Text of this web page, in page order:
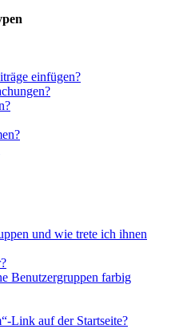
einfügen?
und wie trete ich ihnen
Benutzergruppen farbig
Link auf der Startseite?